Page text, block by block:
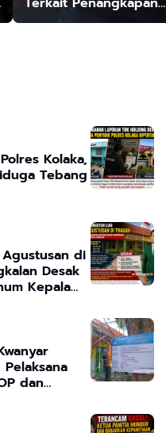
Arena Sabung Ayam
Kolaka,
Tebang
di
Desak
Kepala
dan